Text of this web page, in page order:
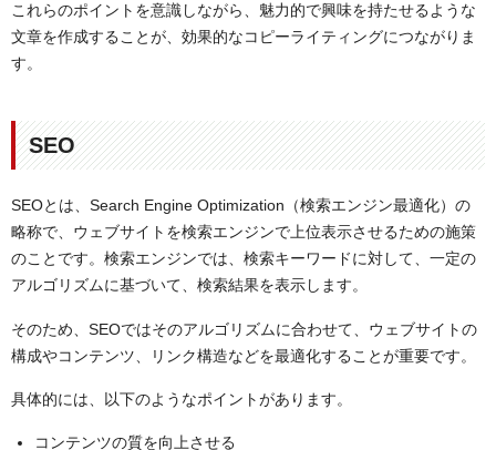
これらのポイントを意識しながら、魅力的で興味を持たせるような
文章を作成することが、効果的なコピーライティングにつながりま
す。
SEO
SEOとは、Search Engine Optimization（検索エンジン最適化）の
略称で、ウェブサイトを検索エンジンで上位表示させるための施策
のことです。検索エンジンでは、検索キーワードに対して、一定の
アルゴリズムに基づいて、検索結果を表示します。
そのため、SEOではそのアルゴリズムに合わせて、ウェブサイトの
構成やコンテンツ、リンク構造などを最適化することが重要です。
具体的には、以下のようなポイントがあります。
コンテンツの質を向上させる